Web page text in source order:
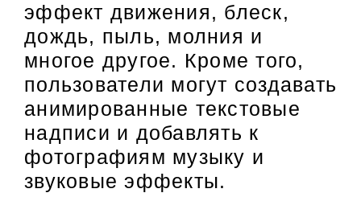
эффект движения, блеск,
дождь, пыль, молния и
многое другое. Кроме того,
пользователи могут создавать
анимированные текстовые
надписи и добавлять к
фотографиям музыку и
звуковые эффекты.